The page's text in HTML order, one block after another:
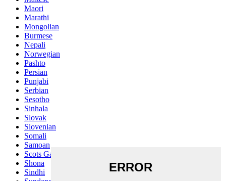
Maori
Marathi
Mongolian
Burmese
Nepali
Norwegian
Pashto
Persian
Punjabi
Serbian
Sesotho
Sinhala
Slovak
Slovenian
Somali
Samoan
Scots Gaelic
Shona
Sindhi